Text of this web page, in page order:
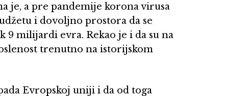
je, a pre pandemije korona virusa
i dovoljno prostora da se
milijardi evra. Rekao je i da su na
trenutno na istorijskom
Evropskoj uniji i da od toga